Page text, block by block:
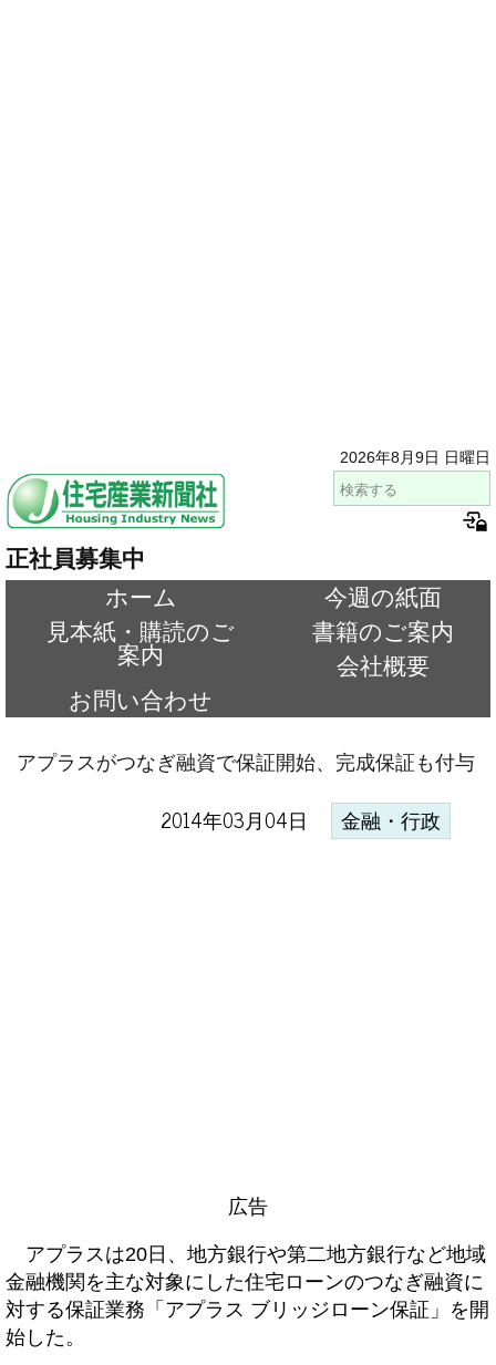
2026年8月9日 日曜日
正社員募集中
ホーム
今週の紙面
見本紙・購読のご
案内
書籍のご案内
会社概要
お問い合わせ
アプラスがつなぎ融資で保証開始、完成保証も付与
2014年03月04日 金融・行政
広告
アプラスは20日、地方銀行や第二地方銀行など地域
金融機関を主な対象にした住宅ローンのつなぎ融資に
対する保証業務「アプラス ブリッジローン保証」を開
始した。